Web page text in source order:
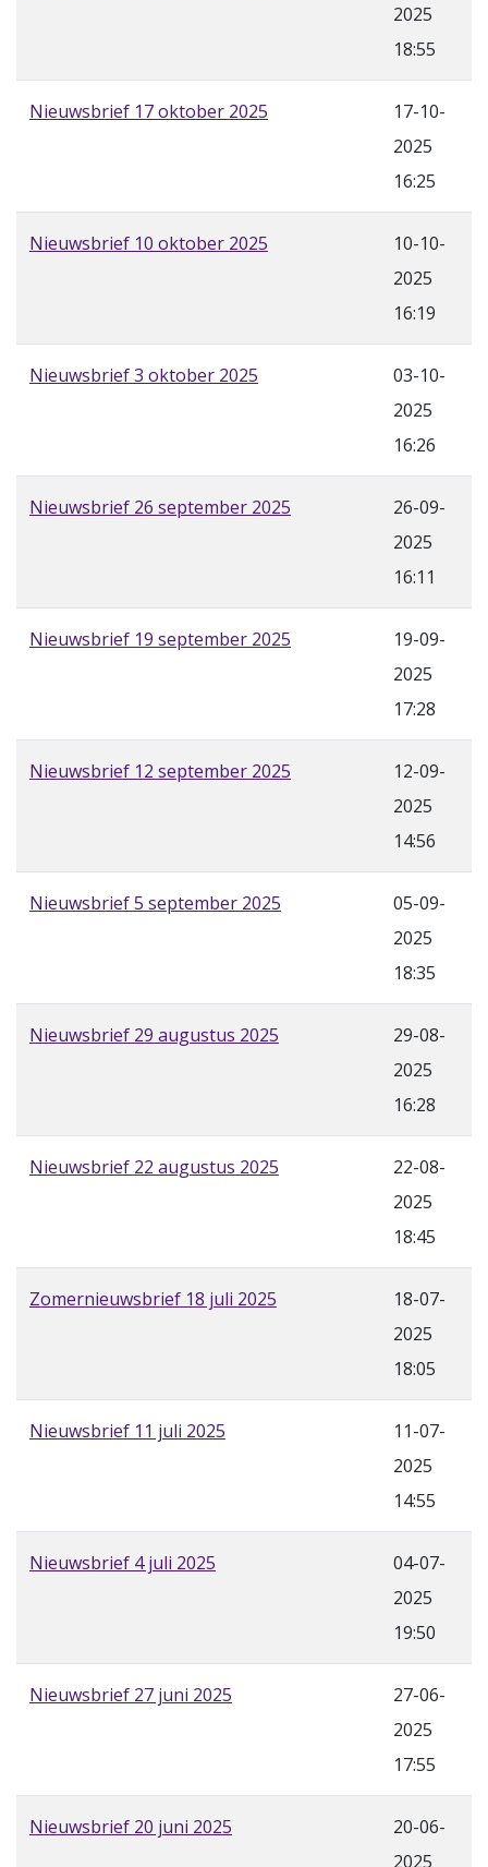
2025
18:55
Nieuwsbrief 17 oktober 2025
17-10-
2025
16:25
Nieuwsbrief 10 oktober 2025
10-10-
2025
16:19
Nieuwsbrief 3 oktober 2025
03-10-
2025
16:26
Nieuwsbrief 26 september 2025
26-09-
2025
16:11
Nieuwsbrief 19 september 2025
19-09-
2025
17:28
Nieuwsbrief 12 september 2025
12-09-
2025
14:56
Nieuwsbrief 5 september 2025
05-09-
2025
18:35
Nieuwsbrief 29 augustus 2025
29-08-
2025
16:28
Nieuwsbrief 22 augustus 2025
22-08-
2025
18:45
Zomernieuwsbrief 18 juli 2025
18-07-
2025
18:05
Nieuwsbrief 11 juli 2025
11-07-
2025
14:55
Nieuwsbrief 4 juli 2025
04-07-
2025
19:50
Nieuwsbrief 27 juni 2025
27-06-
2025
17:55
Nieuwsbrief 20 juni 2025
20-06-
2025